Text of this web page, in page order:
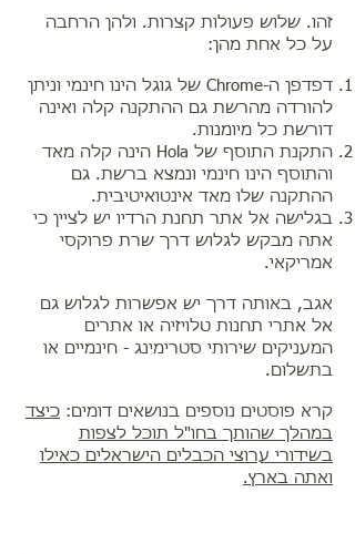
זהו. שלוש פעולות קצרות. ולהן הרחבה
על כל אחת מהן:
דפדפן ה-Chrome של גוגל הינו חינמי וניתן
להורדה מהרשת ​גם ההתקנה קלה ואינה
דורשת כל מיומנות.​
התקנת התוסף של Hola הינה קלה מאד
והתוסף הינו חינמי ונמצא ברשת. ​גם
ההתקנה שלו מאד אינטואיטיבית. ​
בגלישה אל אתר תחנת הרדיו יש לציין כי
אתה מבקש לגלוש דרך שרת פרוקסי
אמריקאי.
אגב, באותה דרך יש אפשרות לגלוש גם
אל אתרי תחנות טלויזיה או אתרים
המעניקים שירותי סטרימינג - חינמיים או
בתשלום.
קרא פוסטים נוספים בנושאים דומים: כיצד
במהלך שהותך בחו"ל תוכל לצפות
בשידורי ערוצי הכבלים הישראלים כאילו
ואתה בארץ.